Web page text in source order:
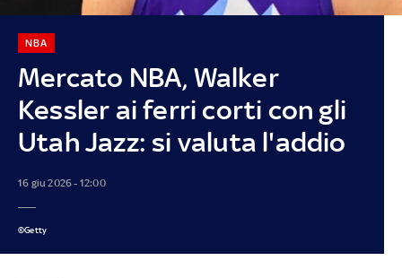
Mercato NBA, Walker
Kessler ai ferri corti con gli
Utah Jazz: si valuta l'addio
NBA
16 giu 2026 - 12:00
©Getty